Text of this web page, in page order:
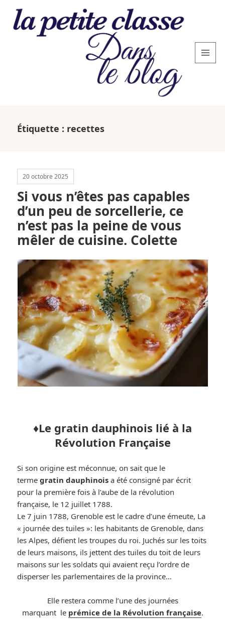
petite
classe
Étiquette : recettes
20 octobre 2025
Si vous n’êtes pas capables
d’un peu de sorcellerie, ce
n’est pas la peine de vous
mêler de cuisine. Colette
♦️Le gratin dauphinois lié à la
Révolution Française
Si son origine est méconnue, on sait que le
termegratin dauphinois a été consigné par écrit
pour la première fois à l’aube de la révolution
française, le 12 juillet 1788.
Le 7 juin 1788, Grenoble est le cadre d’une émeute, La
« journée des tuiles »: les habitants de Grenoble, dans
les Alpes, défient les troupes du roi. Juchés sur les toits
de leurs maisons, ils jettent des tuiles du toit de leurs
maisons sur les soldats qui avaient reçu l’ordre de
disperser les parlementaires de la province…
Elle restera comme l’une des journées
marquant le prémice de la Révolution française.